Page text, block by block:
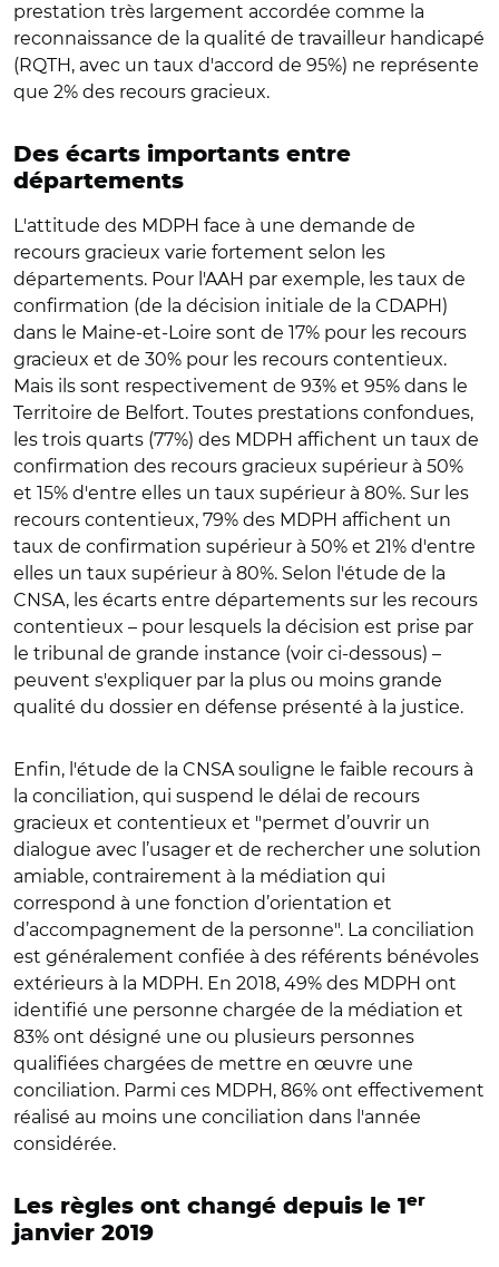
prestation très largement accordée comme la
reconnaissance de la qualité de travailleur handicapé
(RQTH, avec un taux d'accord de 95%) ne représente
que 2% des recours gracieux.
Des écarts importants entre
départements
L'attitude des MDPH face à une demande de
recours gracieux varie fortement selon les
départements. Pour l'AAH par exemple, les taux de
confirmation (de la décision initiale de la CDAPH)
dans le Maine-et-Loire sont de 17% pour les recours
gracieux et de 30% pour les recours contentieux.
Mais ils sont respectivement de 93% et 95% dans le
Territoire de Belfort. Toutes prestations confondues,
les trois quarts (77%) des MDPH affichent un taux de
confirmation des recours gracieux supérieur à 50%
et 15% d'entre elles un taux supérieur à 80%. Sur les
recours contentieux, 79% des MDPH affichent un
taux de confirmation supérieur à 50% et 21% d'entre
elles un taux supérieur à 80%. Selon l'étude de la
CNSA, les écarts entre départements sur les recours
contentieux – pour lesquels la décision est prise par
le tribunal de grande instance (voir ci-dessous) –
peuvent s'expliquer par la plus ou moins grande
qualité du dossier en défense présenté à la justice.
Enfin, l'étude de la CNSA souligne le faible recours à
la conciliation, qui suspend le délai de recours
gracieux et contentieux et "permet d’ouvrir un
dialogue avec l’usager et de rechercher une solution
amiable, contrairement à la médiation qui
correspond à une fonction d’orientation et
d’accompagnement de la personne". La conciliation
est généralement confiée à des référents bénévoles
extérieurs à la MDPH. En 2018, 49% des MDPH ont
identifié une personne chargée de la médiation et
83% ont désigné une ou plusieurs personnes
qualifiées chargées de mettre en œuvre une
conciliation. Parmi ces MDPH, 86% ont effectivement
réalisé au moins une conciliation dans l'année
considérée.
Les règles ont changé depuis le 1 er
janvier 2019